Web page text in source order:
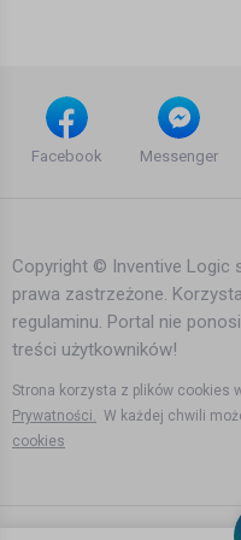
Facebook Messenger
Copyright © Inventive Logic
prawa zastrzeżone.
regulaminu. Portal nie
treści użytkowników!
Strona korzysta z plików cookies
Prywatności. W każdej chwili
cookies